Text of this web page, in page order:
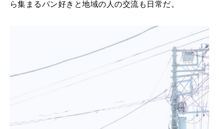
ら集まるパン好きと地域の人の交流も日常だ。